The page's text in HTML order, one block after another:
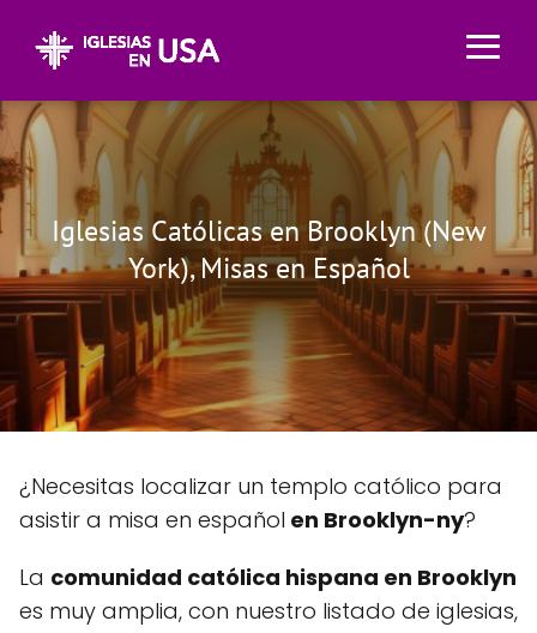
Iglesias Católicas en Brooklyn (New
York), Misas en Español
¿Necesitas localizar un templo católico para
asistir a misa en español en Brooklyn-ny?
La comunidad católica hispana en Brooklyn
es muy amplia, con nuestro listado de iglesias,